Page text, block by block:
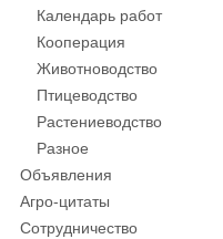
Календарь работ
Кооперация
Животноводство
Птицеводство
Растениеводство
Разное
Объявления
Агро-цитаты
Сотрудничество